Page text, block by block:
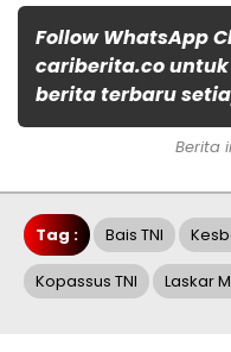
Follow WhatsApp
cariberita.co
berita terbaru
Berita
Tag : Bais TNI
Kopassus TNI Laskar